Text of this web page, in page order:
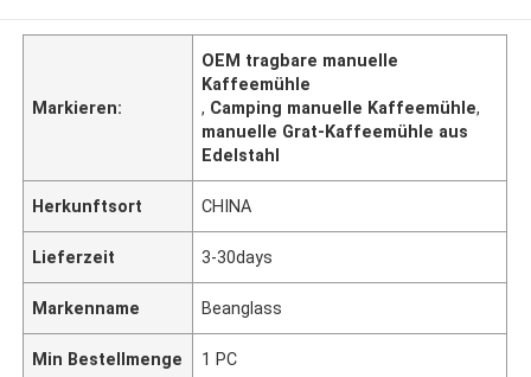
Markieren:
OEM tragbare manuelle
Kaffeemühle
, Camping manuelle Kaffeemühle,
manuelle Grat-Kaffeemühle aus
Edelstahl
Herkunftsort CHINA
Lieferzeit 3-30days
Markenname Beanglass
Min Bestellmenge 1 PC